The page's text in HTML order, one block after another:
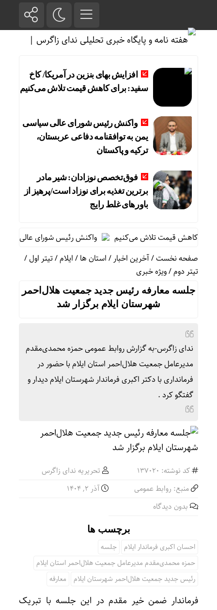
افزایش بهای بنزین در آمریکا/ کاخ
سفید: برای کاهش قیمت تلاش می‌کنیم
واکنش رئیس شورای عالی سیاسی
یمن به توافقنامه دفاعی عربستان،
ترکیه و پاکستان
فوق‌تخصص نوزادان: شیر مادر
برترین تغذیه برای نوزاد است/پرهیز از
باورهای غلط رایج
کاهش قیمت تلاش می‌کنیم
واکنش رئیس شورای عالی سیاسی
صفحه نخست/آخرین اخبار/استان ها/ایلام/تیتر اول/
تیتر دوم/ویژه خبری
جلسه معارفه رئیس جدید جمعیت هلال‌احمر
شهرستان ایلام برگزار شد
ندای زاگرس-به گزارش روابط عمومی حمزه محمدی‌مقدم
مدیرعامل جمعیت هلال‌احمر استان ایلام با حضور در
فرمانداری با دکتر اکبری فرماندار شهرستان ایلام دیدار و
گفتگو کرد .
کد نوشته: 137020
تحریریه ندای زاگرس
منبع: روابط عمومی
آذر ۲, ۱۴۰۴
بدون دیدگاه
برچسب ها
احسان اکبری فرماندار ایلام
جلسه
حمزه محمدی‌مقدم مدیرعامل جمعیت هلال‌احمر استان ایلام
رئیس جدید جمعیت هلال‌احمر شهرستان ایلام
معارفه
فرماندار ضمن خیر مقدم در این جلسه با تبریک